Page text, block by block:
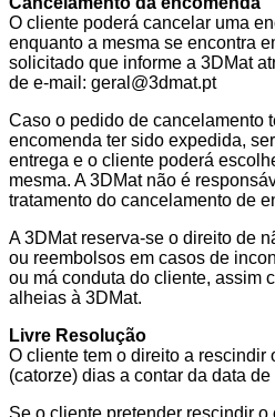
O cliente poderá cancelar uma
enquanto a mesma se encontra
solicitado que informe a 3DMat
de e-mail: geral@3dmat.pt
Caso o pedido de cancelamento
encomenda ter sido expedida,
entrega e o cliente poderá
mesma. A 3DMat não é
tratamento do cancelamento de
A 3DMat reserva-se o direito de
ou reembolsos em casos de
ou má conduta do cliente, assim
alheias à 3DMat.
Livre Resolução
O cliente tem o direito a rescindir
(catorze) dias a contar da data